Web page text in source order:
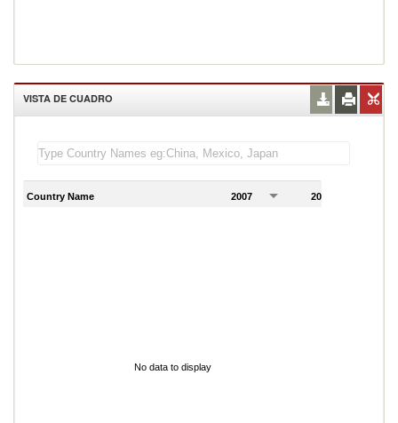
VISTA DE CUADRO
Country Name 2007 2008
No data to display